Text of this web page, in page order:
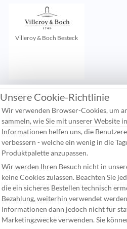
Villeroy & Boch Besteck
Zuletzt gesehen:
Kontakt
Häufige Fragen
Versandkosten
Unsere allgemeinen
Widerufsbelehrung
Datenschutzerklärung
Unsere Cookie-Richtlinie
Wir verwenden Browser-Cookies, um
sammeln, wie Sie mit unserer Website
Informationen helfen uns, die
verbessern - welche ein wenig in die
Produktpalette anzupassen.
Wir werden Ihren Besuch nicht in
keine Cookies zulassen. Beachten Sie
die ein sicheres Bestellen technisch
Bezahlung, weiterhin verwendet
Informationen dann jedoch nicht für
Marketingzwecke verwenden. Sie